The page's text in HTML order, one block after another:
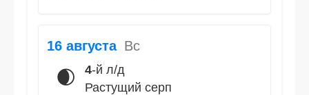
16 августа Вс
🌒 4-й л/д
Растущий серп